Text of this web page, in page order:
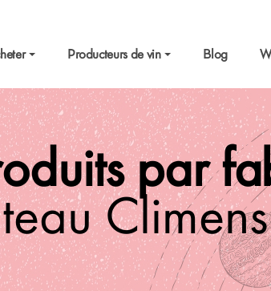
Producteurs de vin Blog
par
Climens